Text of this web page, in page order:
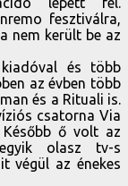
fesztiválra,
nem került be az
és több
az évben több
és a Rituali is.
csatorna Via
ő volt az
olasz tv-s
végül az énekes